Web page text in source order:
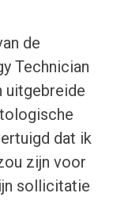
de
Technician
uitgebreide
dat ik
zijn voor
sollicitatie